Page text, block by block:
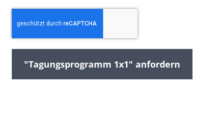
f
e
p
h